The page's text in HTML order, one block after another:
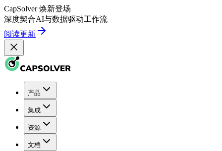
CapSolver 焕新登场
深度契合AI与数据驱动工作流
阅读更新
产品
集成
资源
文档